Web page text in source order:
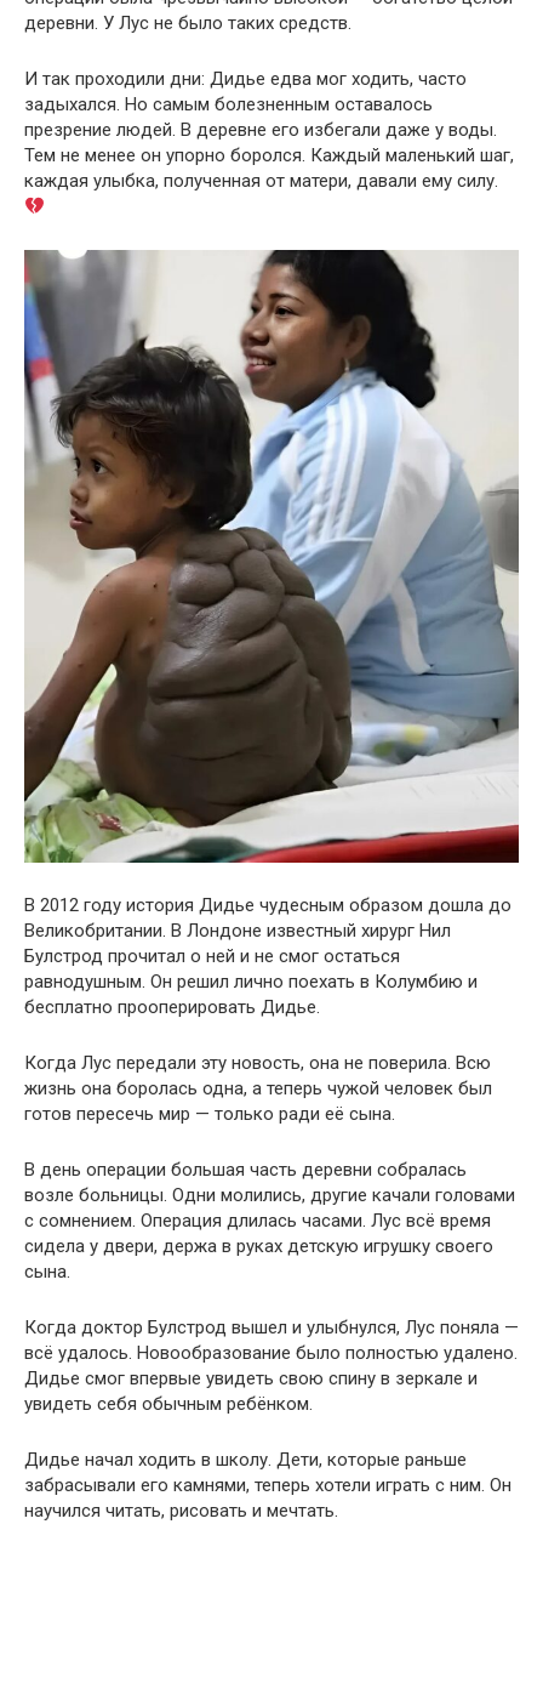
деревни. У Лус не было таких средств.
И так проходили дни: Дидье едва мог ходить, часто
задыхался. Но самым болезненным оставалось
презрение людей. В деревне его избегали даже у воды.
Тем не менее он упорно боролся. Каждый маленький шаг,
каждая улыбка, полученная от матери, давали ему силу.
В 2012 году история Дидье чудесным образом дошла до
Великобритании. В Лондоне известный хирург Нил
Булстрод прочитал о ней и не смог остаться
равнодушным. Он решил лично поехать в Колумбию и
бесплатно прооперировать Дидье.
Когда Лус передали эту новость, она не поверила. Всю
жизнь она боролась одна, а теперь чужой человек был
готов пересечь мир — только ради её сына.
В день операции большая часть деревни собралась
возле больницы. Одни молились, другие качали головами
с сомнением. Операция длилась часами. Лус всё время
сидела у двери, держа в руках детскую игрушку своего
сына.
Когда доктор Булстрод вышел и улыбнулся, Лус поняла —
всё удалось. Новообразование было полностью удалено.
Дидье смог впервые увидеть свою спину в зеркале и
увидеть себя обычным ребёнком.
Дидье начал ходить в школу. Дети, которые раньше
забрасывали его камнями, теперь хотели играть с ним. Он
научился читать, рисовать и мечтать.